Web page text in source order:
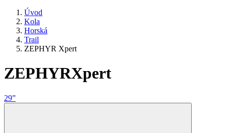
Úvod
Kola
Horská
Trail
ZEPHYR Xpert
ZEPHYRXpert
29”